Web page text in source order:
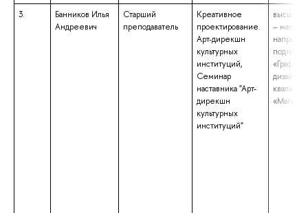
3.
Банников Илья
Андреевич
Старший
преподаватель
Креативное
проектирование.
Арт-дирекшн
культурных
институций,
Семинар
наставника "Арт-
дирекшн
культурных
институций"
высшее
–
дизайн»,